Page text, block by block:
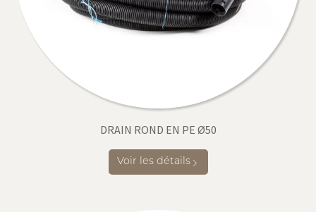
DRAIN ROND EN PE Ø50
Voir les détails